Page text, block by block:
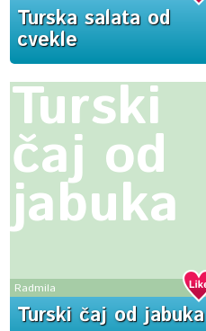
Turska salata od
cvekle
Turski
čaj od
jabuka
Radmila
Turski čaj od jabuka